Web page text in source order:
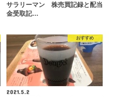
サラリーマン 株売買記録と配当
金受取記…
おすすめ
2021.5.2